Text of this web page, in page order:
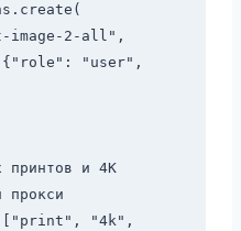
прокси